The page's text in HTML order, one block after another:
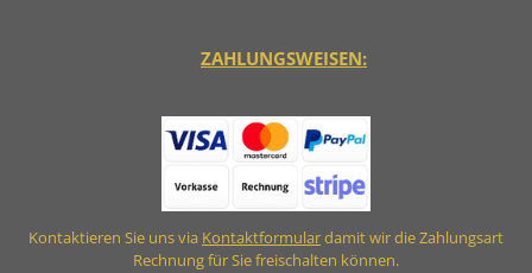
ZAHLUNGSWEISEN:
Kontaktieren Sie uns via Kontaktformulardamit wir die Zahlungsart
Rechnung für Sie freischalten können.